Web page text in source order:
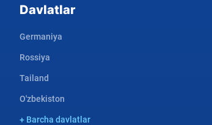
Davlatlar
Germaniya
Rossiya
Tailand
O'zbekiston
+ Barcha davlatlar